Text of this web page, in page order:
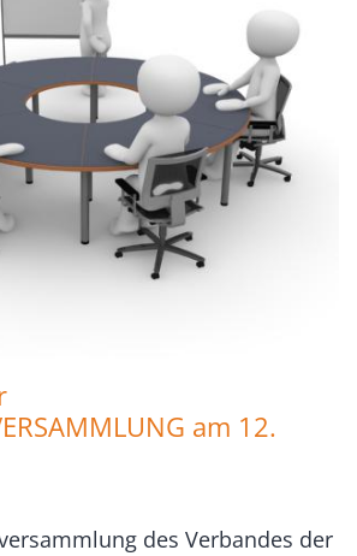
am 12.
des Verbandes der